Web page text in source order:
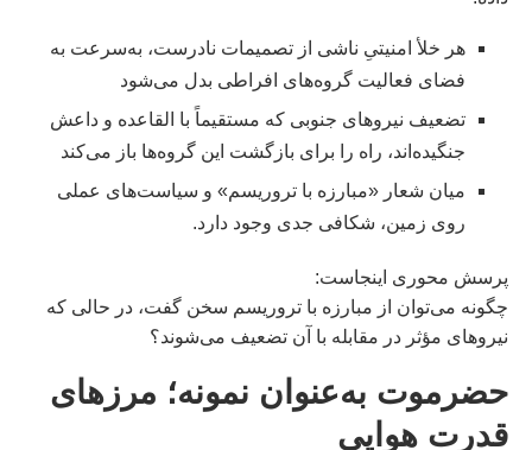
هر خلأ امنیتیِ ناشی از تصمیمات نادرست، به‌سرعت به
فضای فعالیت گروه‌های افراطی بدل می‌شود
تضعیف نیروهای جنوبی که مستقیماً با القاعده و داعش
جنگیده‌اند، راه را برای بازگشت این گروه‌ها باز می‌کند
میان شعار «مبارزه با تروریسم» و سیاست‌های عملی
روی زمین، شکافی جدی وجود دارد.
پرسش محوری اینجاست:
چگونه می‌توان از مبارزه با تروریسم سخن گفت، در حالی که
نیروهای مؤثر در مقابله با آن تضعیف می‌شوند؟
حضرموت به‌عنوان نمونه؛ مرزهای
قدرت هوایی